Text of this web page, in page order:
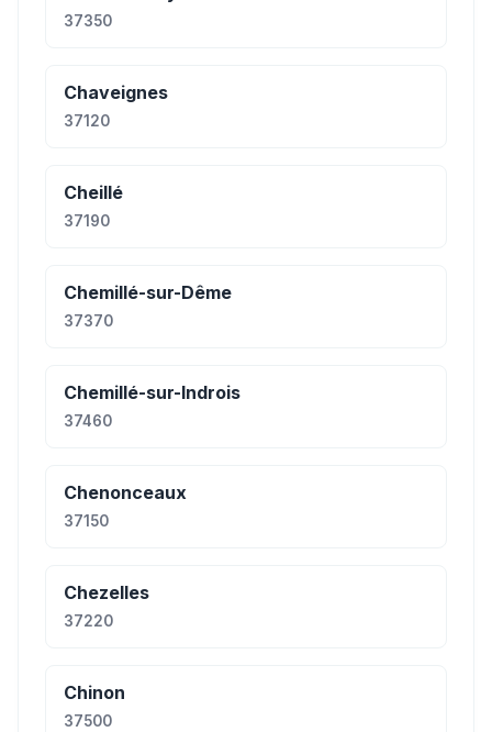
37350
Chaveignes
37120
Cheillé
37190
Chemillé-sur-Dême
37370
Chemillé-sur-Indrois
37460
Chenonceaux
37150
Chezelles
37220
Chinon
37500